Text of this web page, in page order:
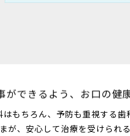
できるよう、 お口の健
はもちろん、 予防も重視する歯
が、安心して治療を受けられ